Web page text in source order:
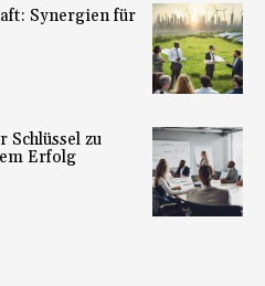
Synergien für
Schlüssel zu
Erfolg